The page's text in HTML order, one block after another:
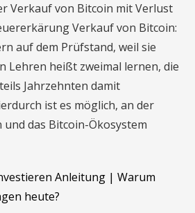
Verkauf von Bitcoin mit Verlust
Verkauf von Bitcoin:
auf dem Prüfstand, weil sie
Lehren heißt zweimal lernen, die
Jahrzehnten damit
ist es möglich, an der
das Bitcoin-Ökosystem
Anleitung | Warum
heute?